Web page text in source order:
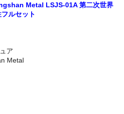
Metal LSJS-01A 第二次世界
ルセット
ア
Metal